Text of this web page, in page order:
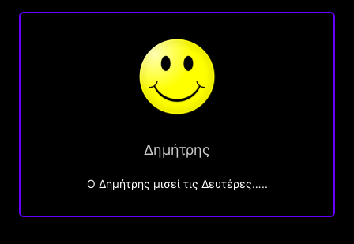
Δημήτρης
O Δημήτρης μισεί τις Δευτέρες…..